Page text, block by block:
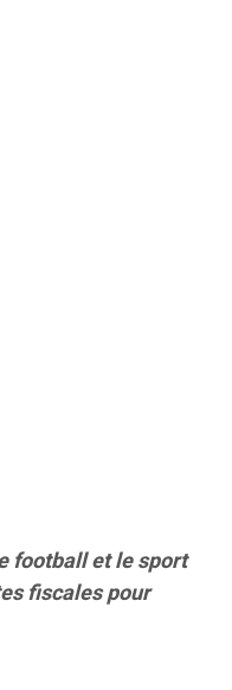
football et le sport
fiscales pour